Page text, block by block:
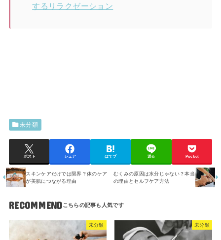
するリラクゼーション
未分類
ポスト シェア はてブ 送る Pocket
スキンケアだけでは限界？体のケア
が美肌につながる理由
むくみの原因は水分じゃない？本当
の理由とセルフケア方法
RECOMMEND
未分類 未分類